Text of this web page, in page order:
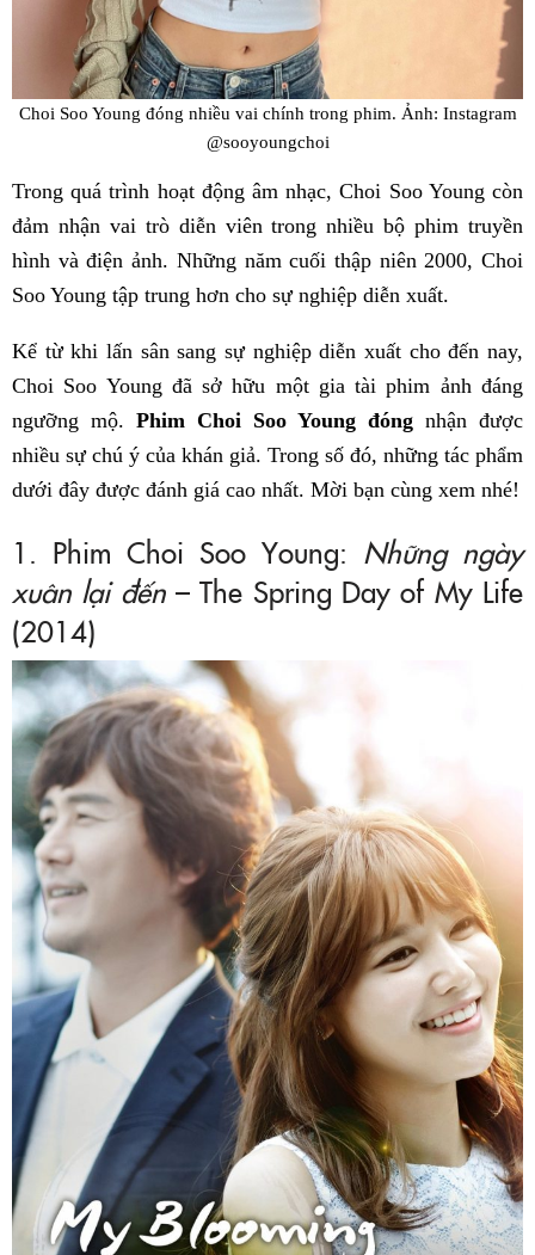
Choi Soo Young đóng nhiều vai chính trong phim. Ảnh: Instagram
@sooyoungchoi
Trong quá trình hoạt động âm nhạc, Choi Soo Young còn
đảm nhận vai trò diễn viên trong nhiều bộ phim truyền
hình và điện ảnh. Những năm cuối thập niên 2000, Choi
Soo Young tập trung hơn cho sự nghiệp diễn xuất.
Kể từ khi lấn sân sang sự nghiệp diễn xuất cho đến nay,
Choi Soo Young đã sở hữu một gia tài phim ảnh đáng
ngưỡng mộ. Phim Choi Soo Young đóng nhận được
nhiều sự chú ý của khán giả. Trong số đó, những tác phẩm
dưới đây được đánh giá cao nhất. Mời bạn cùng xem nhé!
1. Phim Choi Soo Young: Những ngày
xuân lại đến– The Spring Day of My Life
(2014)